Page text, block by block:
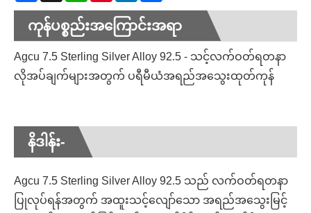
ကုန်ပစ္စည်းအကြောင်းအရာ
Agcu 7.5 Sterling Silver Alloy 92.5 - သင့်လက်ဝတ်ရတနာ
လိုအပ်ချက်များအတွက် ပရီမီယံအရည်အသွေးထုတ်ကုန်
နိဒါန်း-
Agcu 7.5 Sterling Silver Alloy 92.5 သည် လက်ဝတ်ရတနာ
ပြုလုပ်ရန်အတွက် အထူးသင့်လျော်သော အရည်အသွေးမြင့်